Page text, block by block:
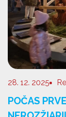
28. 12. 2025
POČAS